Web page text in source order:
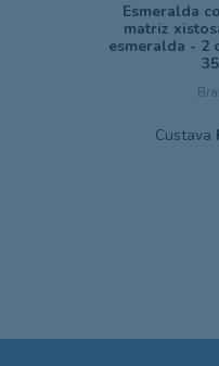
Esmeralda
matriz
esmeralda - 2
Custava